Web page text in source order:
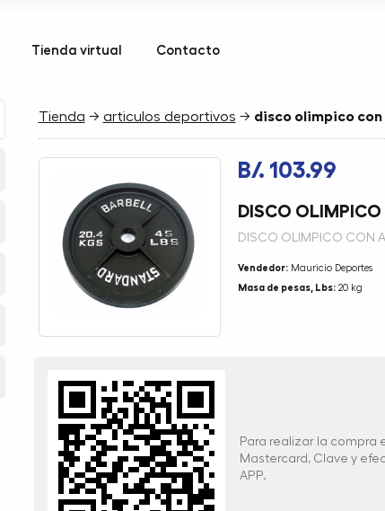
Tienda virtual Contacto
Tienda → articulos deportivos → disco olimpico
B/. 103.99
DISCO
DISCO OLIMPICO CON
Vendedor:Mauricio Deportes
Masa de pesas, Lbs:20 kg
Para realizar la compra
Mastercard, Clave y
APP.